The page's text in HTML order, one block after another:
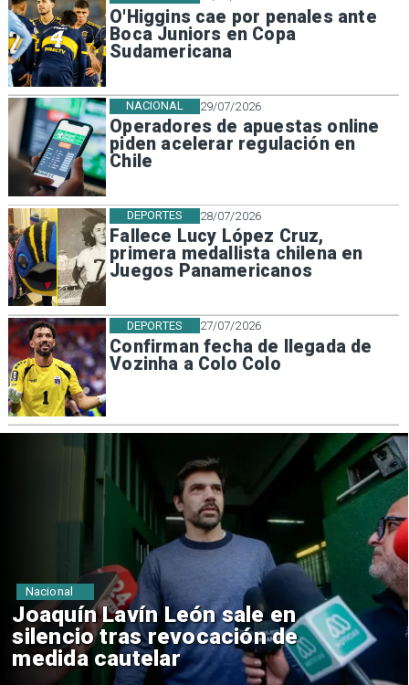
O'Higgins cae por penales ante
Boca Juniors en Copa
Sudamericana
29/07/2026
Operadores de apuestas online
piden acelerar regulación en
Chile
NACIONAL
28/07/2026
Fallece Lucy López Cruz,
primera medallista chilena en
Juegos Panamericanos
DEPORTES
27/07/2026
Confirman fecha de llegada de
Vozinha a Colo Colo
DEPORTES
Chile y Venezuela formalizan
reinicio de relaciones
consulares
Nacional